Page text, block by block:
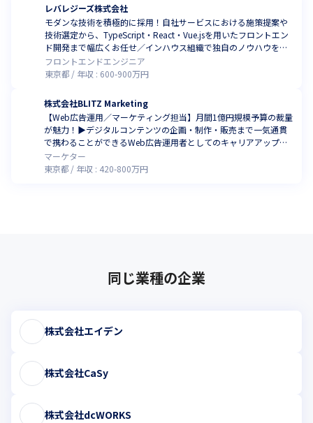
レバレジーズ株式会社
モダンな技術を積極的に採用！自社サービスにおける施策提案や
技術選定から、TypeScript・React・Vue.jsを用いたフロントエン
ド開発まで幅広くお任せ／インハウス組織で独自のノウハウを習
得可能です
フロントエンドエンジニア
東京都
年収 : 600-900万円
株式会社BLITZ Marketing
【Web広告運用／マーケティング担当】月間1億円規模予算の裁量
が魅力！▶デジタルコンテンツの企画・制作・販売まで一気通貫
で携わることができるWeb広告運用者としてのキャリアアップを
目指しませんか？
マーケター
東京都
年収 : 420-800万円
同じ業種の企業
株式会社エイデン
株式会社CaSy
株式会社dcWORKS